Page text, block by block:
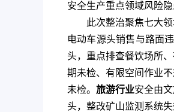
安全生产重点领域风险
此次整治聚焦七大
电动车源头销售与路面
头，重点排查餐饮场所
期未检、有限空间作业
未检。 旅游行业安全由
头，整改矿山监测系统